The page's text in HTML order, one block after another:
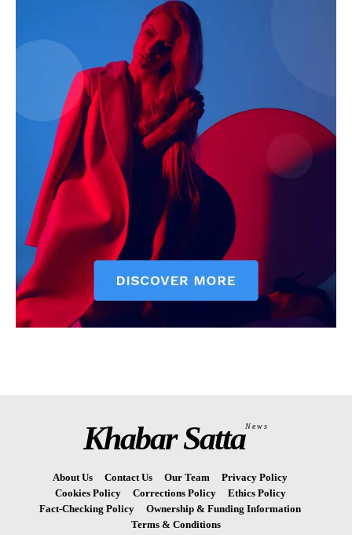
Khabar SattaNews
About Us Contact Us Our Team
Privacy Policy
Cookies Policy
Corrections Policy
Ethics Policy
Fact-Checking Policy
Ownership & Funding Information
Terms & Conditions